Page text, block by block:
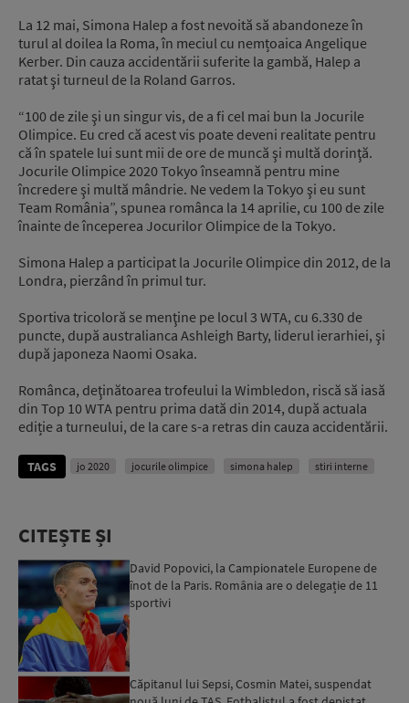
La 12 mai, Simona Halep a fost nevoită să abandoneze în
turul al doilea la Roma, în meciul cu nemțoaica Angelique
Kerber. Din cauza accidentării suferite la gambă, Halep a
ratat şi turneul de la Roland Garros.
“100 de zile şi un singur vis, de a fi cel mai bun la Jocurile
Olimpice. Eu cred că acest vis poate deveni realitate pentru
că în spatele lui sunt mii de ore de muncă şi multă dorinţă.
Jocurile Olimpice 2020 Tokyo înseamnă pentru mine
încredere şi multă mândrie. Ne vedem la Tokyo şi eu sunt
Team România”, spunea românca la 14 aprilie, cu 100 de zile
înainte de începerea Jocurilor Olimpice de la Tokyo.
Simona Halep a participat la Jocurile Olimpice din 2012, de la
Londra, pierzând în primul tur.
Sportiva tricoloră se menţine pe locul 3 WTA, cu 6.330 de
puncte, după australianca Ashleigh Barty, liderul ierarhiei, şi
după japoneza Naomi Osaka.
Românca, deţinătoarea trofeului la Wimbledon, riscă să iasă
din Top 10 WTA pentru prima dată din 2014, după actuala
ediție a turneului, de la care s-a retras din cauza accidentării.
TAGS jo 2020 jocurile olimpice simona halep stiri interne
CITEȘTE ȘI
David Popovici, la Campionatele Europene de
înot de la Paris. România are o delegație de 11
sportivi
Căpitanul lui Sepsi, Cosmin Matei, suspendat